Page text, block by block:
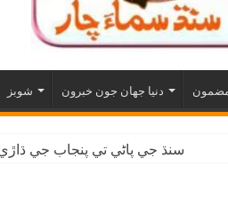
شوبز دنيا جهان جون خبرون
سنڌ جي پاڻي تي پنجاب جي